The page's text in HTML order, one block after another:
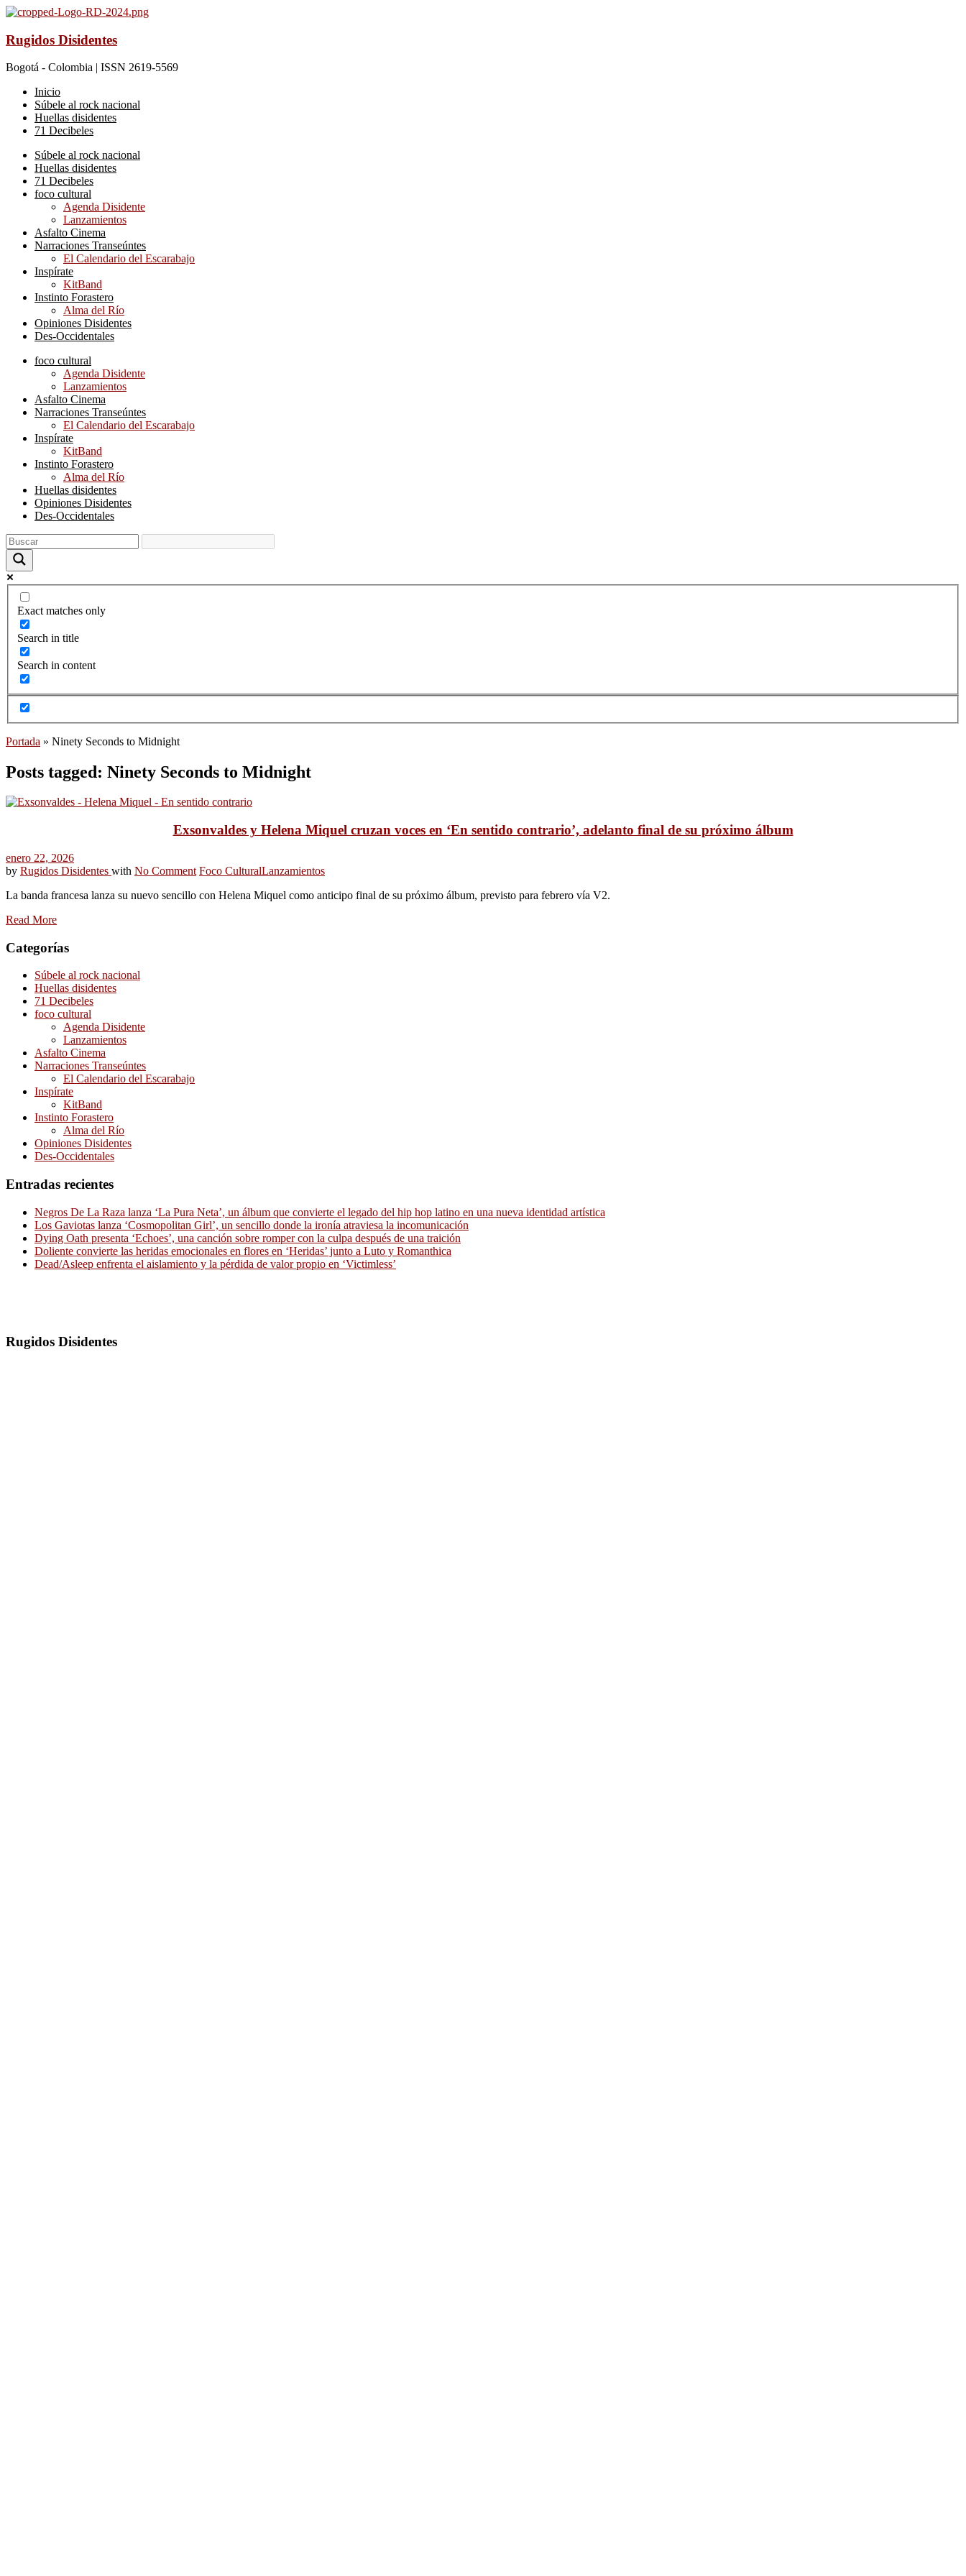
Rugidos Disidentes
Bogotá - Colombia | ISSN 2619-5569
Inicio
Súbele al rock nacional
Huellas disidentes
71 Decibeles
Súbele al rock nacional
Huellas disidentes
71 Decibeles
foco cultural
Agenda Disidente
Lanzamientos
Asfalto Cinema
Narraciones Transeúntes
El Calendario del Escarabajo
Inspírate
KitBand
Instinto Forastero
Alma del Río
Opiniones Disidentes
Des-Occidentales
foco cultural
Agenda Disidente
Lanzamientos
Asfalto Cinema
Narraciones Transeúntes
El Calendario del Escarabajo
Inspírate
KitBand
Instinto Forastero
Alma del Río
Huellas disidentes
Opiniones Disidentes
Des-Occidentales
Exact matches only
Search in title
Search in content
Portada » Ninety Seconds to Midnight
Posts tagged: Ninety Seconds to Midnight
Exsonvaldes y Helena Miquel cruzan voces en ‘En sentido contrario’, adelanto final de su próximo álbum
enero 22, 2026
by Rugidos Disidentes with No Comment Foco CulturalLanzamientos
La banda francesa lanza su nuevo sencillo con Helena Miquel como anticipo final de su próximo álbum, previsto para febrero vía V2.
Read More
Categorías
Súbele al rock nacional
Huellas disidentes
71 Decibeles
foco cultural
Agenda Disidente
Lanzamientos
Asfalto Cinema
Narraciones Transeúntes
El Calendario del Escarabajo
Inspírate
KitBand
Instinto Forastero
Alma del Río
Opiniones Disidentes
Des-Occidentales
Entradas recientes
Negros De La Raza lanza ‘La Pura Neta’, un álbum que convierte el legado del hip hop latino en una nueva identidad artística
Los Gaviotas lanza ‘Cosmopolitan Girl’, un sencillo donde la ironía atraviesa la incomunicación
Dying Oath presenta ‘Echoes’, una canción sobre romper con la culpa después de una traición
Doliente convierte las heridas emocionales en flores en ‘Heridas’ junto a Luto y Romanthica
Dead/Asleep enfrenta el aislamiento y la pérdida de valor propio en ‘Victimless’
Rugidos Disidentes